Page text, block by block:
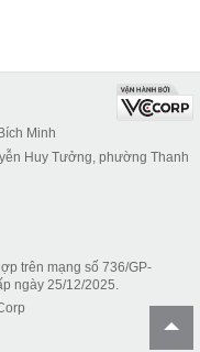
Minh
Huy Tưởng, phường Thanh
trên mạng số 736/GP-
ngày 25/12/2025.